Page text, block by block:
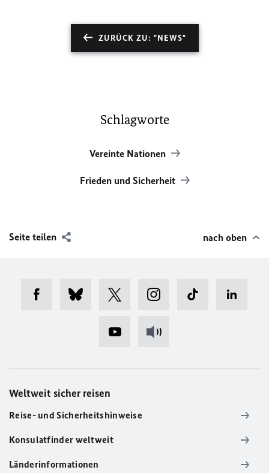
ZURÜCK ZU: "NEWS"
Schlagworte
Vereinte Nationen
Frieden und Sicherheit
Seite teilen nach oben
Weltweit sicher reisen
Reise- und Sicherheitshinweise
Konsulatfinder weltweit
Länderinformationen